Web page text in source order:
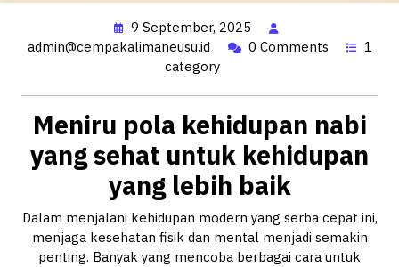
9 September, 2025
admin@cempakalimaneusu.id
0 Comments
1
category
Meniru pola kehidupan nabi
yang sehat untuk kehidupan
yang lebih baik
Dalam menjalani kehidupan modern yang serba cepat ini,
menjaga kesehatan fisik dan mental menjadi semakin
penting. Banyak yang mencoba berbagai cara untuk